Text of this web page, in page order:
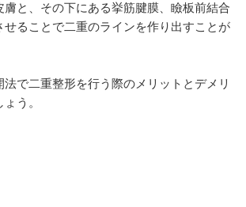
膚と、その下にある挙筋腱膜、瞼板前結合
せることで二重のラインを作り出すことが
で二重整形を行う際のメリットとデメリ
う。